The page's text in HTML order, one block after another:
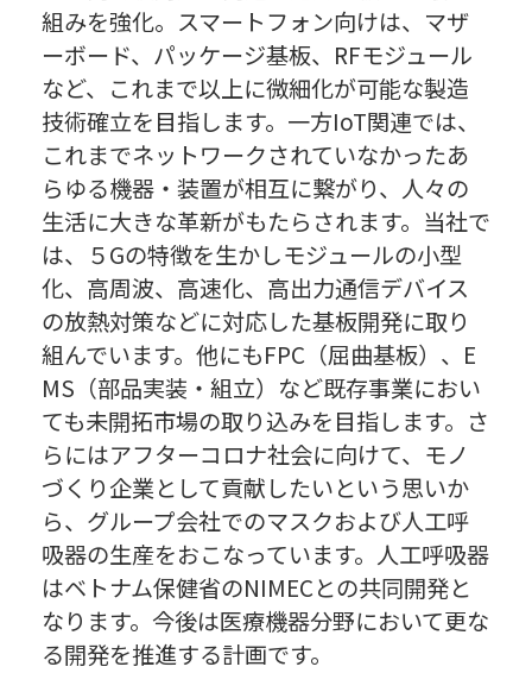
組みを強化。スマートフォン向けは、マザ
ーボード、パッケージ基板、RFモジュール
など、これまで以上に微細化が可能な製造
技術確立を目指します。一方IoT関連では、
これまでネットワークされていなかったあ
らゆる機器・装置が相互に繋がり、人々の
生活に大きな革新がもたらされます。当社で
は、５Gの特徴を生かしモジュールの小型
化、高周波、高速化、高出力通信デバイス
の放熱対策などに対応した基板開発に取り
組んでいます。他にもFPC（屈曲基板）、E
MS（部品実装・組立）など既存事業におい
ても未開拓市場の取り込みを目指します。さ
らにはアフターコロナ社会に向けて、モノ
づくり企業として貢献したいという思いか
ら、グループ会社でのマスクおよび人工呼
吸器の生産をおこなっています。人工呼吸器
はベトナム保健省のNIMECとの共同開発と
なります。今後は医療機器分野において更な
る開発を推進する計画です。